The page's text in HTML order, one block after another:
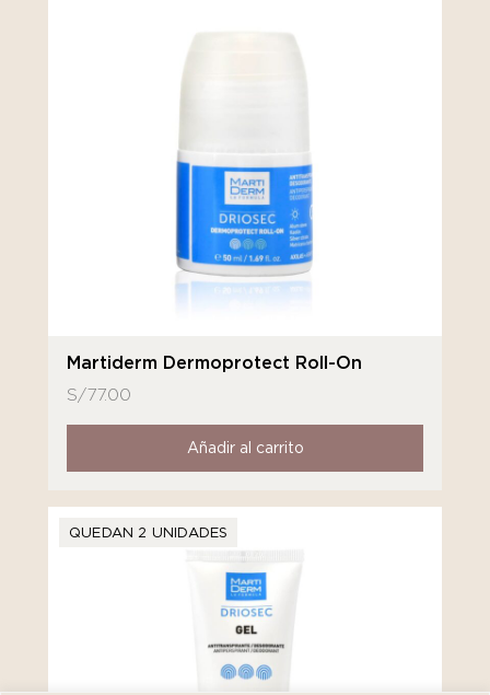
Martiderm Dermoprotect Roll-On
S/77.00
Añadir al carrito
QUEDAN 2 UNIDADES